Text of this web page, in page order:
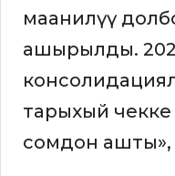
маанилүү
ашырылды.
тарыхый
сомдон ашты»,